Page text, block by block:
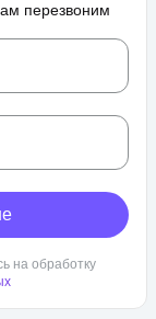
перезвоним
на обработку